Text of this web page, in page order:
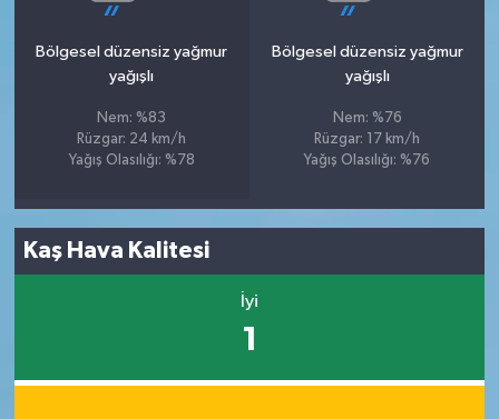
Bölgesel düzensiz yağmur
yağışlı
Nem: %83
Rüzgar: 24 km/h
Yağış Olasılığı: %78
Bölgesel düzensiz yağmur
yağışlı
Nem: %76
Rüzgar: 17 km/h
Yağış Olasılığı: %76
Kaş Hava Kalitesi
İyi
1